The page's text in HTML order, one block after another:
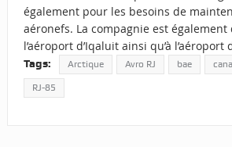
également pour les besoins de
aéronefs. La compagnie est également
l’aéroport d’Iqaluit ainsi qu’à l’aéroport
Tags: Arctique Avro RJ bae
RJ-85